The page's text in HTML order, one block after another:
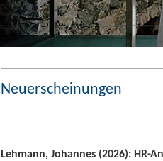
Neuerscheinungen
Lehmann, Johannes (2026): HR-